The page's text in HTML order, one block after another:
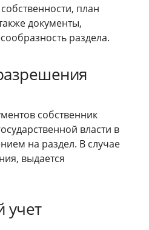
план
документы,
раздела.
собственник
власти в
на раздел. В случае
выдается
учет